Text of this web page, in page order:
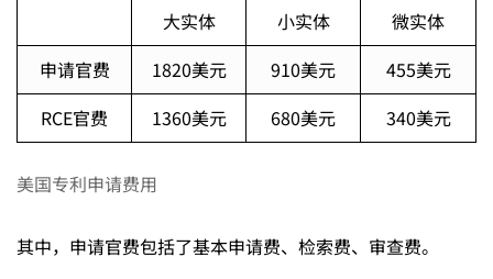
到
了
相
反
大实体 小实体
微实体
申请官费
1820美元 910美元
455美元
RCE官费
1360美元 680美元 340美元
美国专利申请费用
其中，申请官费包括了基本申请费、检索费、审查费。